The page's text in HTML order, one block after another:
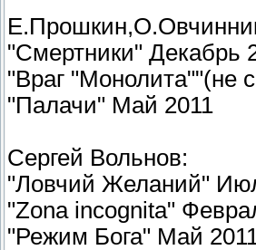
"Смертники" Декабрь
"Враг "Монолита""(не
"Палачи" Май 2011
Сергей Вольнов:
"Ловчий Желаний"
"Zona incognita"
"Режим Бога" Май